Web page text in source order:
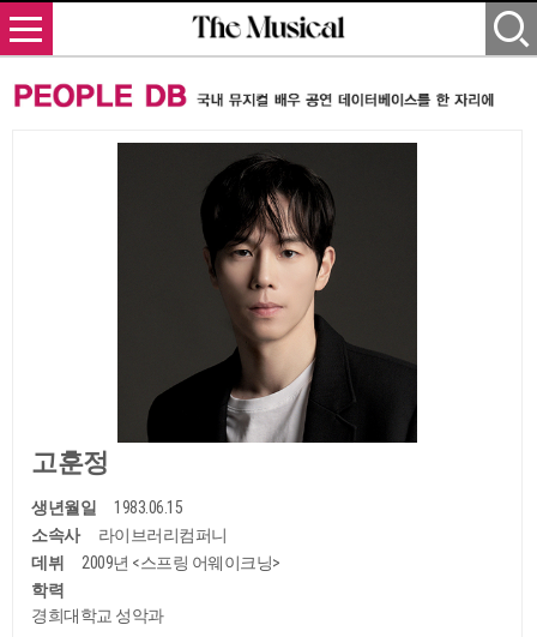
고훈정
생년월일
1983.06.15
소속사
라이브러리컴퍼니
데뷔
2009년 <스프링 어웨이크닝>
학력
경희대학교 성악과